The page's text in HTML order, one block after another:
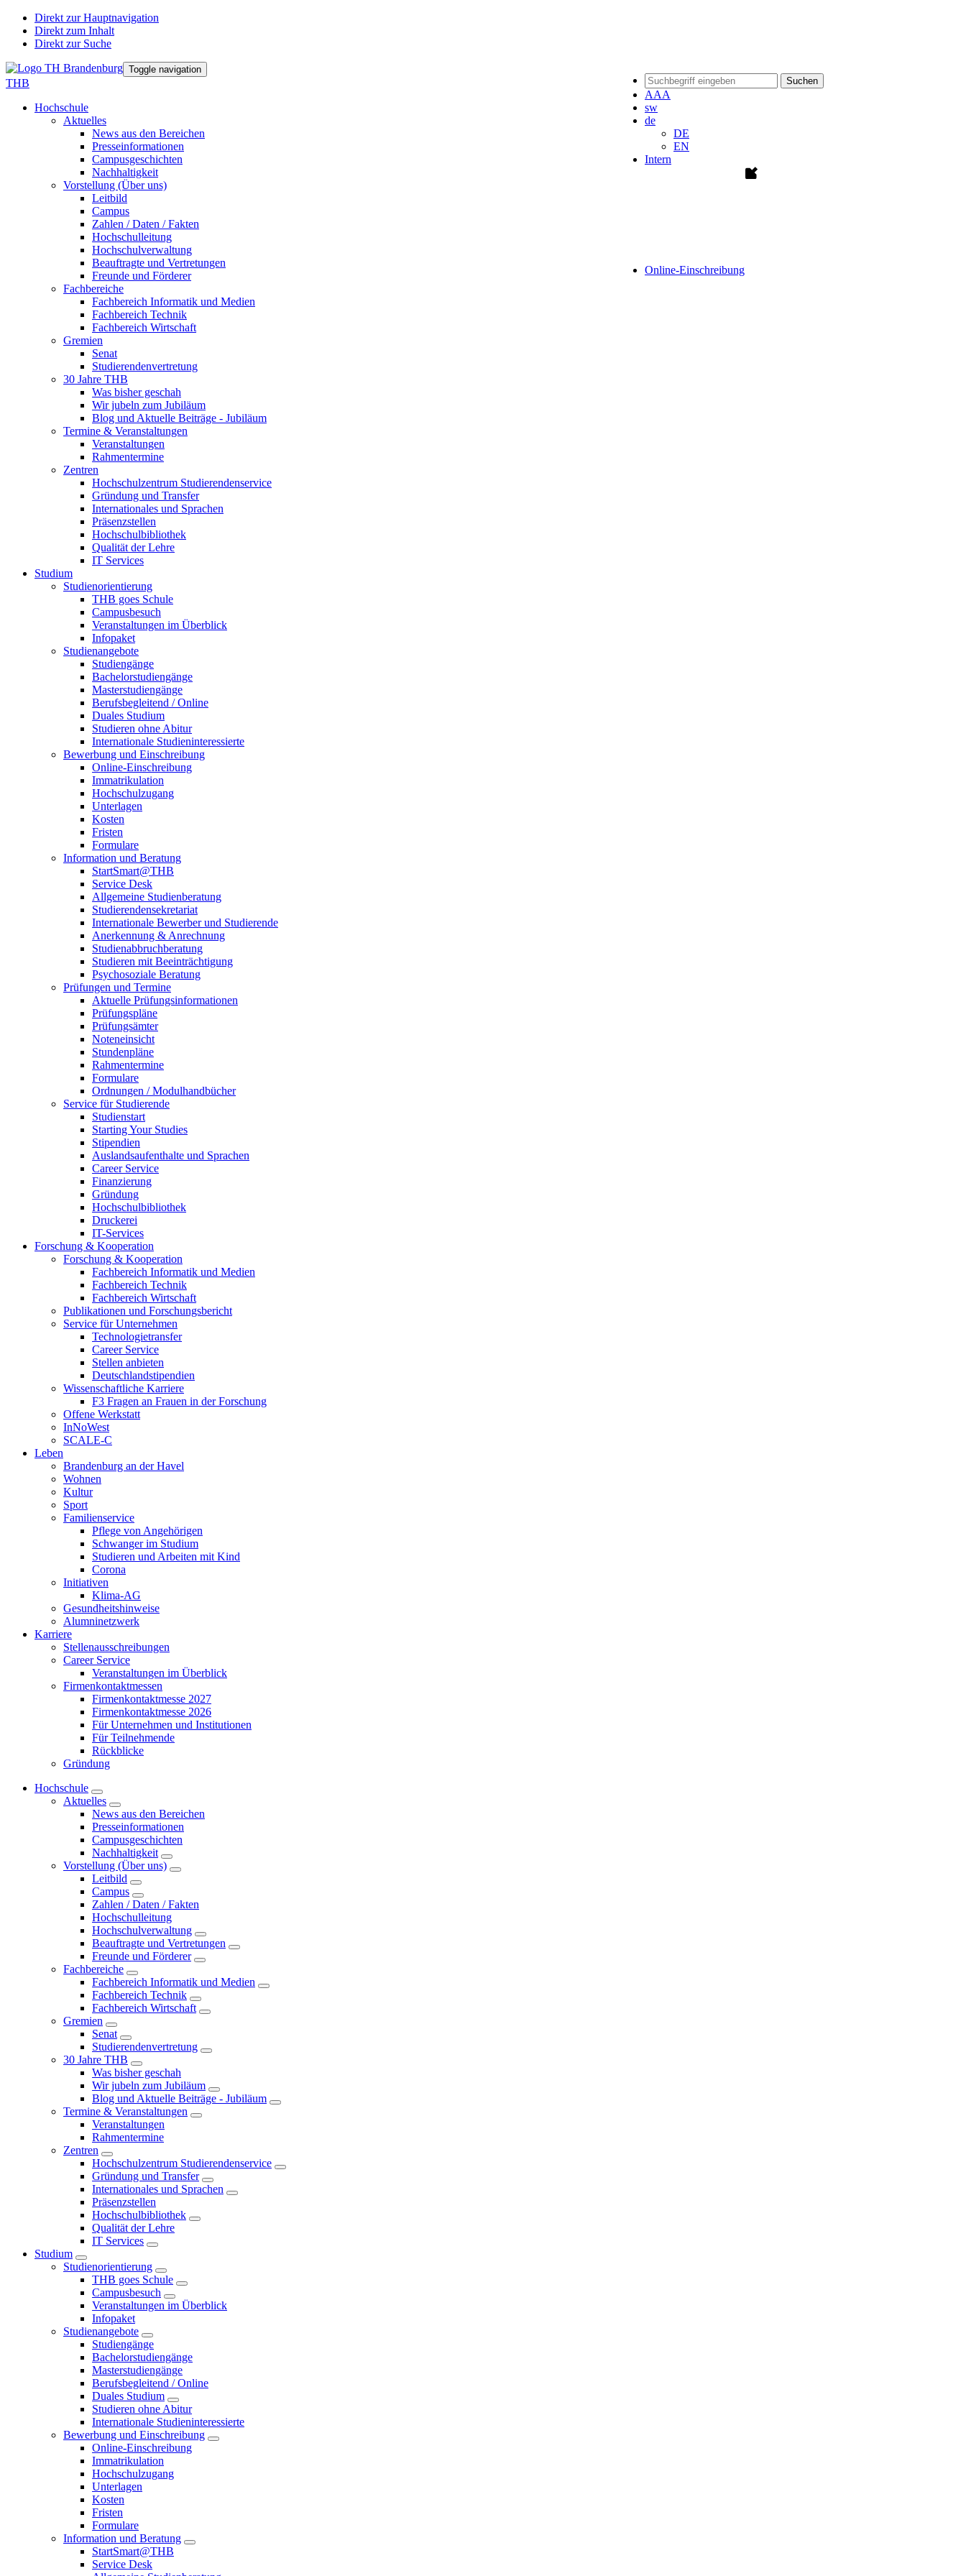
Direkt zur Hauptnavigation
Direkt zum Inhalt
Direkt zur Suche
Suchen
AAA
sw
de
DE
EN
Intern
Online-Einschreibung
Toggle navigation
THB
Hochschule
Aktuelles
News aus den Bereichen
Presseinformationen
Campusgeschichten
Nachhaltigkeit
Vorstellung (Über uns)
Leitbild
Campus
Zahlen / Daten / Fakten
Hochschulleitung
Hochschulverwaltung
Beauftragte und Vertretungen
Freunde und Förderer
Fachbereiche
Fachbereich Informatik und Medien
Fachbereich Technik
Fachbereich Wirtschaft
Gremien
Senat
Studierendenvertretung
30 Jahre THB
Was bisher geschah
Wir jubeln zum Jubiläum
Blog und Aktuelle Beiträge - Jubiläum
Termine & Veranstaltungen
Veranstaltungen
Rahmentermine
Zentren
Hochschulzentrum Studierendenservice
Gründung und Transfer
Internationales und Sprachen
Präsenzstellen
Hochschulbibliothek
Qualität der Lehre
IT Services
Studium
Studienorientierung
THB goes Schule
Campusbesuch
Veranstaltungen im Überblick
Infopaket
Studienangebote
Studiengänge
Bachelorstudiengänge
Masterstudiengänge
Berufsbegleitend / Online
Duales Studium
Studieren ohne Abitur
Internationale Studieninteressierte
Bewerbung und Einschreibung
Online-Einschreibung
Immatrikulation
Hochschulzugang
Unterlagen
Kosten
Fristen
Formulare
Information und Beratung
StartSmart@THB
Service Desk
Allgemeine Studienberatung
Studierendensekretariat
Internationale Bewerber und Studierende
Anerkennung & Anrechnung
Studienabbruchberatung
Studieren mit Beeinträchtigung
Psychosoziale Beratung
Prüfungen und Termine
Aktuelle Prüfungsinformationen
Prüfungspläne
Prüfungsämter
Noteneinsicht
Stundenpläne
Rahmentermine
Formulare
Ordnungen / Modulhandbücher
Service für Studierende
Studienstart
Starting Your Studies
Stipendien
Auslandsaufenthalte und Sprachen
Career Service
Finanzierung
Gründung
Hochschulbibliothek
Druckerei
IT-Services
Forschung & Kooperation
Forschung & Kooperation
Fachbereich Informatik und Medien
Fachbereich Technik
Fachbereich Wirtschaft
Publikationen und Forschungsbericht
Service für Unternehmen
Technologietransfer
Career Service
Stellen anbieten
Deutschlandstipendien
Wissenschaftliche Karriere
F3 Fragen an Frauen in der Forschung
Offene Werkstatt
InNoWest
SCALE-C
Leben
Brandenburg an der Havel
Wohnen
Kultur
Sport
Familienservice
Pflege von Angehörigen
Schwanger im Studium
Studieren und Arbeiten mit Kind
Corona
Initiativen
Klima-AG
Gesundheitshinweise
Alumninetzwerk
Karriere
Stellenausschreibungen
Career Service
Veranstaltungen im Überblick
Firmenkontaktmessen
Firmenkontaktmesse 2027
Firmenkontaktmesse 2026
Für Unternehmen und Institutionen
Für Teilnehmende
Rückblicke
Gründung
Hochschule
Aktuelles
News aus den Bereichen
Presseinformationen
Campusgeschichten
Nachhaltigkeit
Vorstellung (Über uns)
Leitbild
Campus
Zahlen / Daten / Fakten
Hochschulleitung
Hochschulverwaltung
Beauftragte und Vertretungen
Freunde und Förderer
Fachbereiche
Fachbereich Informatik und Medien
Fachbereich Technik
Fachbereich Wirtschaft
Gremien
Senat
Studierendenvertretung
30 Jahre THB
Was bisher geschah
Wir jubeln zum Jubiläum
Blog und Aktuelle Beiträge - Jubiläum
Termine & Veranstaltungen
Veranstaltungen
Rahmentermine
Zentren
Hochschulzentrum Studierendenservice
Gründung und Transfer
Internationales und Sprachen
Präsenzstellen
Hochschulbibliothek
Qualität der Lehre
IT Services
Studium
Studienorientierung
THB goes Schule
Campusbesuch
Veranstaltungen im Überblick
Infopaket
Studienangebote
Studiengänge
Bachelorstudiengänge
Masterstudiengänge
Berufsbegleitend / Online
Duales Studium
Studieren ohne Abitur
Internationale Studieninteressierte
Bewerbung und Einschreibung
Online-Einschreibung
Immatrikulation
Hochschulzugang
Unterlagen
Kosten
Fristen
Formulare
Information und Beratung
StartSmart@THB
Service Desk